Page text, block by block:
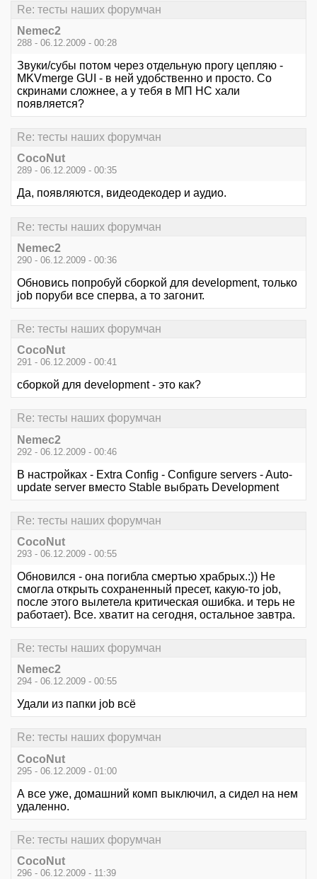
Re: тесты наших форумчан
Nemec2
288 - 06.12.2009 - 00:28
Звуки/субы потом через отдельную прогу цепляю -
MKVmerge GUI - в ней удобственно и просто. Со
скринами сложнее, а у тебя в МП НС хали
появляется?
Re: тесты наших форумчан
CocoNut
289 - 06.12.2009 - 00:35
Да, появляются, видеодекодер и аудио.
Re: тесты наших форумчан
Nemec2
290 - 06.12.2009 - 00:36
Обновись попробуй сборкой для development, только
job поруби все сперва, а то загонит.
Re: тесты наших форумчан
CocoNut
291 - 06.12.2009 - 00:41
сборкой для development - это как?
Re: тесты наших форумчан
Nemec2
292 - 06.12.2009 - 00:46
В настройках - Extra Config - Configure servers - Auto-
update server вместо Stable выбрать Development
Re: тесты наших форумчан
CocoNut
293 - 06.12.2009 - 00:55
Обновился - она погибла смертью храбрых.:)) Не
смогла открыть сохраненный пресет, какую-то job,
после этого вылетела критическая ошибка. и терь не
работает). Все. хватит на сегодня, остальное завтра.
Re: тесты наших форумчан
Nemec2
294 - 06.12.2009 - 00:55
Удали из папки job всё
Re: тесты наших форумчан
CocoNut
295 - 06.12.2009 - 01:00
А все уже, домашний комп выключил, а сидел на нем
удаленно.
Re: тесты наших форумчан
CocoNut
296 - 06.12.2009 - 11:39